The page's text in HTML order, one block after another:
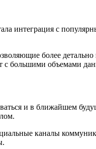
интеграция с
более
с большими объемами
и в ближайшем
каналы